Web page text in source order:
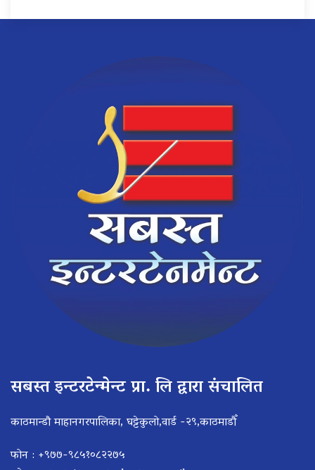
सबस्त इन्टरटेन्मेन्ट प्रा. लि द्वारा संचालित
काठमान्डौ माहानगरपालिका, घट्टेकुलो,वार्ड -२९,काठमाडौँ
फोन : +९७७-९८५१०८२२७५